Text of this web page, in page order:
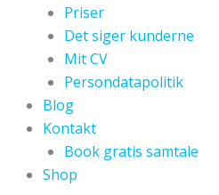
Priser
Det siger kunderne
Mit CV
Persondatapolitik
Blog
Kontakt
Book gratis samtale
Shop